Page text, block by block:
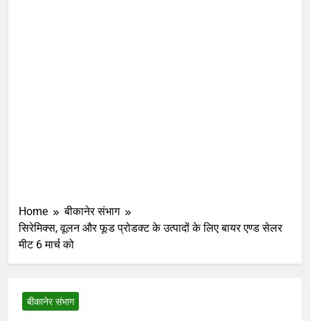
Home
बीकानेर संभाग
सिरेमिक्स, वूलन और फूड प्रोडक्ट के उत्पादों के लिए बायर एण्ड सेलर
मीट 6 मार्च को
बीकानेर संभाग